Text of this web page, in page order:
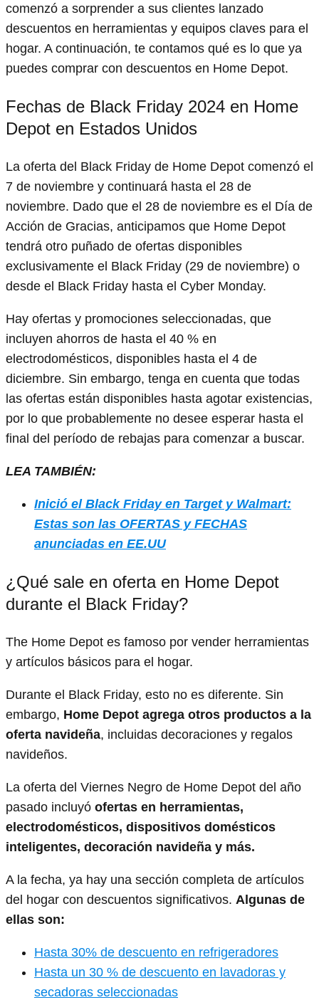
comenzó a sorprender a sus clientes lanzado
descuentos en herramientas y equipos claves para el
hogar. A continuación, te contamos qué es lo que ya
puedes comprar con descuentos en Home Depot.
Fechas de Black Friday 2024 en Home
Depot en Estados Unidos
La oferta del Black Friday de Home Depot comenzó el
7 de noviembre y continuará hasta el 28 de
noviembre. Dado que el 28 de noviembre es el Día de
Acción de Gracias, anticipamos que Home Depot
tendrá otro puñado de ofertas disponibles
exclusivamente el Black Friday (29 de noviembre) o
desde el Black Friday hasta el Cyber ​​Monday.
Hay ofertas y promociones seleccionadas, que
incluyen ahorros de hasta el 40 % en
electrodomésticos, disponibles hasta el 4 de
diciembre. Sin embargo, tenga en cuenta que todas
las ofertas están disponibles hasta agotar existencias,
por lo que probablemente no desee esperar hasta el
final del período de rebajas para comenzar a buscar.
LEA TAMBIÉN:
Inició el Black Friday en Target y Walmart:
Estas son las OFERTAS y FECHAS
anunciadas en EE.UU
¿Qué sale en oferta en Home Depot
durante el Black Friday?
The Home Depot es famoso por vender herramientas
y artículos básicos para el hogar.
Durante el Black Friday, esto no es diferente. Sin
embargo, Home Depot agrega otros productos a la
oferta navideña, incluidas decoraciones y regalos
navideños.
La oferta del Viernes Negro de Home Depot del año
pasado incluyó ofertas en herramientas,
electrodomésticos, dispositivos domésticos
inteligentes, decoración navideña y más.
A la fecha, ya hay una sección completa de artículos
del hogar con descuentos significativos. Algunas de
ellas son:
Hasta 30% de descuento en refrigeradores
Hasta un 30 % de descuento en lavadoras y
secadoras seleccionadas